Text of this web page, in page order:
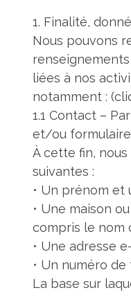
1. Finalité,
Nous pouvons
liées à nos
notamment :
1.1 Contact –
et/ou
À cette fin,
suivantes :
• Un prénom et
• Une maison
compris le nom
• Une adresse
• Un numéro
La base sur